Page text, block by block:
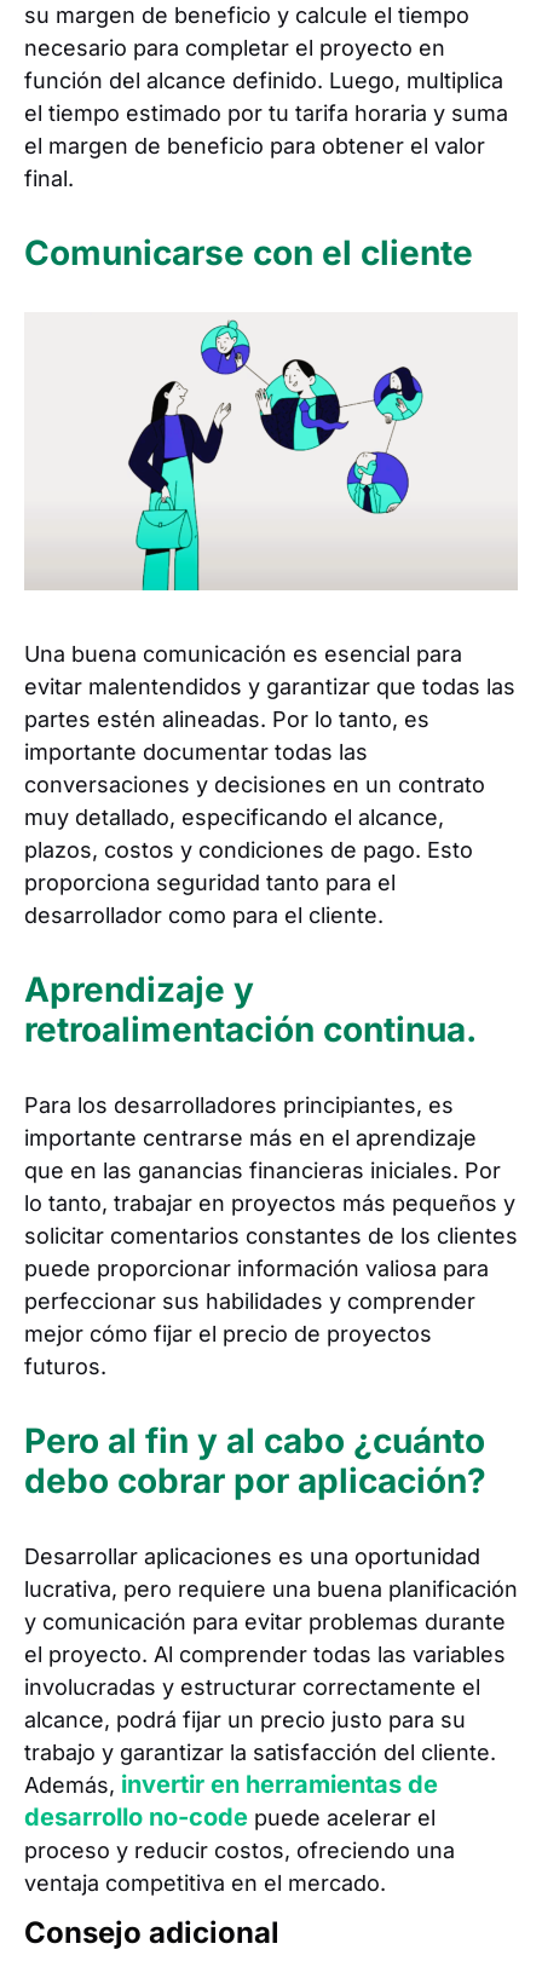
su margen de beneficio y calcule el tiempo
necesario para completar el proyecto en
función del alcance definido. Luego, multiplica
el tiempo estimado por tu tarifa horaria y suma
el margen de beneficio para obtener el valor
final.
Comunicarse con el cliente
Una buena comunicación es esencial para
evitar malentendidos y garantizar que todas las
partes estén alineadas. Por lo tanto, es
importante documentar todas las
conversaciones y decisiones en un contrato
muy detallado, especificando el alcance,
plazos, costos y condiciones de pago. Esto
proporciona seguridad tanto para el
desarrollador como para el cliente.
Aprendizaje y
retroalimentación continua.
Para los desarrolladores principiantes, es
importante centrarse más en el aprendizaje
que en las ganancias financieras iniciales. Por
lo tanto, trabajar en proyectos más pequeños y
solicitar comentarios constantes de los clientes
puede proporcionar información valiosa para
perfeccionar sus habilidades y comprender
mejor cómo fijar el precio de proyectos
futuros.
Pero al fin y al cabo ¿cuánto
debo cobrar por aplicación?
Desarrollar aplicaciones es una oportunidad
lucrativa, pero requiere una buena planificación
y comunicación para evitar problemas durante
el proyecto. Al comprender todas las variables
involucradas y estructurar correctamente el
alcance, podrá fijar un precio justo para su
trabajo y garantizar la satisfacción del cliente.
Además, invertir en herramientas de
desarrollo no-code puede acelerar el
proceso y reducir costos, ofreciendo una
ventaja competitiva en el mercado.
Consejo adicional